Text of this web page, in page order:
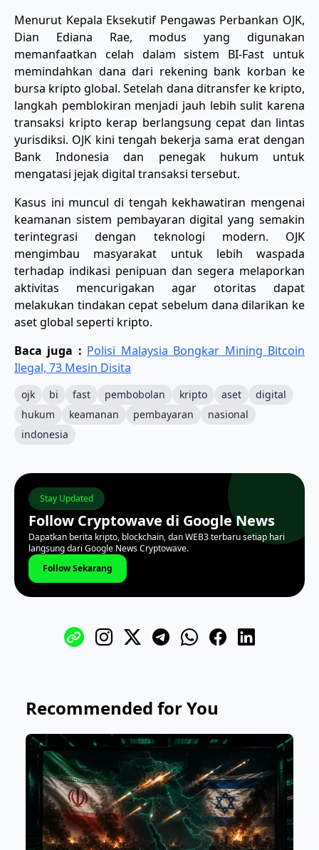
Menurut Kepala Eksekutif Pengawas Perbankan OJK,
Dian Ediana Rae, modus yang digunakan
memanfaatkan celah dalam sistem BI-Fast untuk
memindahkan dana dari rekening bank korban ke
bursa kripto global. Setelah dana ditransfer ke kripto,
langkah pemblokiran menjadi jauh lebih sulit karena
transaksi kripto kerap berlangsung cepat dan lintas
yurisdiksi. OJK kini tengah bekerja sama erat dengan
Bank Indonesia dan penegak hukum untuk
mengatasi jejak digital transaksi tersebut.
Kasus ini muncul di tengah kekhawatiran mengenai
keamanan sistem pembayaran digital yang semakin
terintegrasi dengan teknologi modern. OJK
mengimbau masyarakat untuk lebih waspada
terhadap indikasi penipuan dan segera melaporkan
aktivitas mencurigakan agar otoritas dapat
melakukan tindakan cepat sebelum dana dilarikan ke
aset global seperti kripto.
Baca juga : Polisi Malaysia Bongkar Mining Bitcoin
Ilegal, 73 Mesin Disita
ojk bi fast pembobolan kripto aset
digital
hukum
keamanan pembayaran
nasional
indonesia
Stay Updated
Follow Cryptowave di Google News
Dapatkan berita kripto, blockchain, dan WEB3 terbaru setiap hari
langsung dari Google News Cryptowave.
Follow Sekarang
Recommended for You